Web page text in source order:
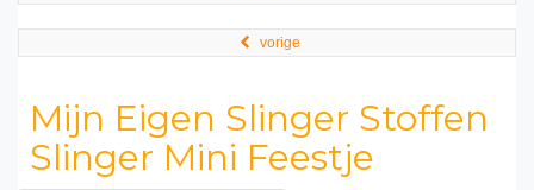
vorige
Mijn Eigen Slinger Stoffen
Slinger Mini Feestje